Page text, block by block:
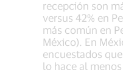
recepción son
versus 42% en
más común en
México). En
encuestados
lo hace al